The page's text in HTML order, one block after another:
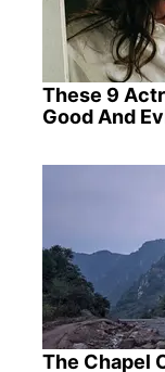
These 9
Good And
The Chapel